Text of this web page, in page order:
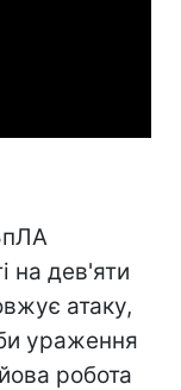
на дев'яти
атаку,
ураження
робота